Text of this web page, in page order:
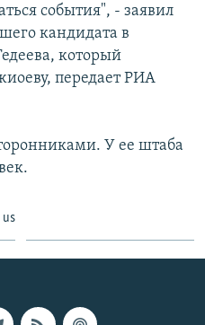
события", - заявил
кандидата в
который
передает РИА
У ее штаба
us